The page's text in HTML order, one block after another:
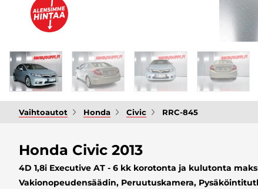
Vaihtoautot Honda Civic RRC-845
Honda Civic 2013
4D 1,8i Executive AT - 6 kk korotonta ja kulutonta
Vakionopeudensäädin, Peruutuskamera,